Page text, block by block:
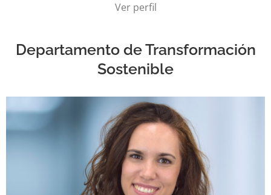
Ver perfil
Departamento de Transformación
Sostenible